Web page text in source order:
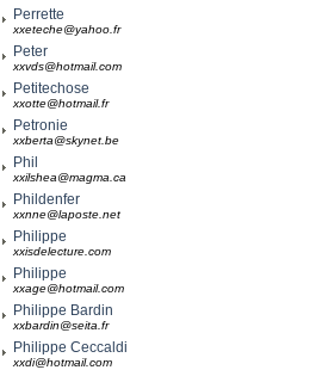
Perrette
xxeteche@yahoo.fr
Peter
xxvds@hotmail.com
Petitechose
xxotte@hotmail.fr
Petronie
xxberta@skynet.be
Phil
xxilshea@magma.ca
Phildenfer
xxnne@laposte.net
Philippe
xxisdelecture.com
Philippe
xxage@hotmail.com
Philippe Bardin
xxbardin@seita.fr
Philippe Ceccaldi
xxdi@hotmail.com